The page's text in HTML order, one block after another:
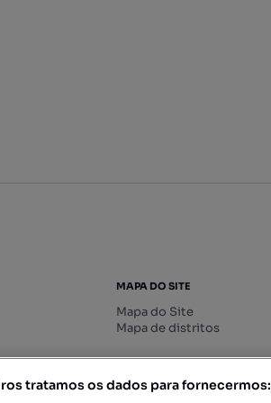
MAPA DO SITE
Mapa do Site
Mapa de distritos
tratamos os dados para fornecermos: